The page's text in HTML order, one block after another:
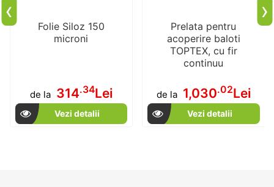
Folie Siloz 150
microni
de la 314.34Lei
Vezi detalii
Prelata pentru
acoperire baloti
TOPTEX, cu fir
continuu
de la 1,030.02Lei
Vezi detalii
‹ ›